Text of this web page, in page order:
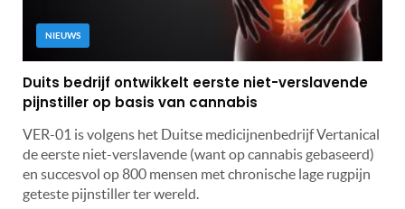
NIEUWS
Duits bedrijf ontwikkelt eerste niet-verslavende
pijnstiller op basis van cannabis
VER-01 is volgens het Duitse medicijnenbedrijf Vertanical
de eerste niet-verslavende (want op cannabis gebaseerd)
en succesvol op 800 mensen met chronische lage rugpijn
geteste pijnstiller ter wereld.